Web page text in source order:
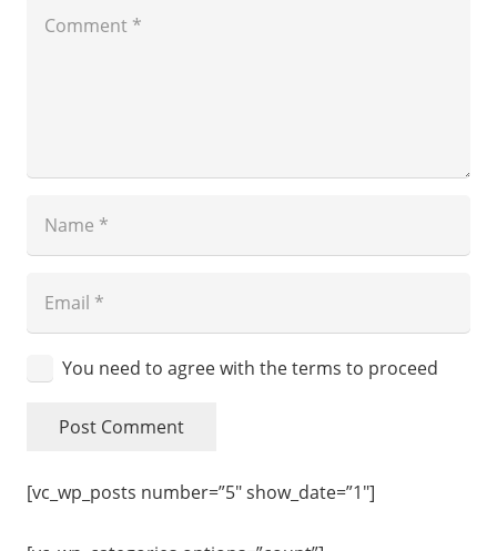
You need to agree with the terms to proceed
Post Comment
[vc_wp_posts number=”5″ show_date=”1″]